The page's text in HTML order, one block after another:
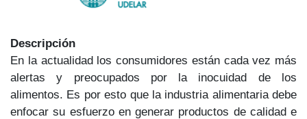
Descripción
En la actualidad los consumidores están cada vez más
alertas y preocupados por la inocuidad de los
alimentos. Es por esto que la industria alimentaria debe
enfocar su esfuerzo en generar productos de calidad e